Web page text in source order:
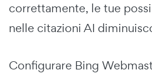
correttamente, le tue
nelle citazioni AI
Configurare Bing